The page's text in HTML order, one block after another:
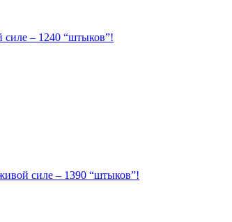
– 1240 “штыков”!
силе – 1390 “штыков”!